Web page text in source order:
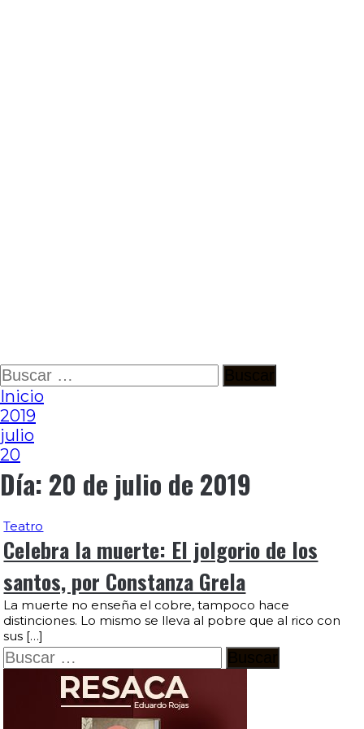
Ir
al
contenido
Buscar:
Inicio
2019
julio
20
Día: 20 de julio de 2019
Teatro
Celebra la muerte: El jolgorio de los
santos, por Constanza Grela
La muerte no enseña el cobre, tampoco hace
distinciones. Lo mismo se lleva al pobre que al rico con
sus […]
Buscar: